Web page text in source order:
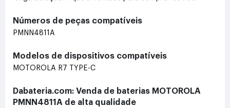
Números de peças compatíveis
PMNN4811A
Modelos de dispositivos compatíveis
MOTOROLA R7 TYPE-C
Dabateria.com: Venda de baterias MOTOROLA
PMNN4811A de alta qualidade